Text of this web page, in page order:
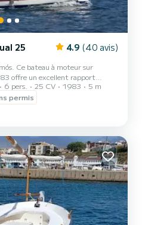
25 4.9 (40 avis)
Ce bateau à moteur sur
offre un excellent rapport
quelques jours ou quelques
bateau de 6 mètres. La capacité
6 pers. 25 CV 1983
5 m
permis